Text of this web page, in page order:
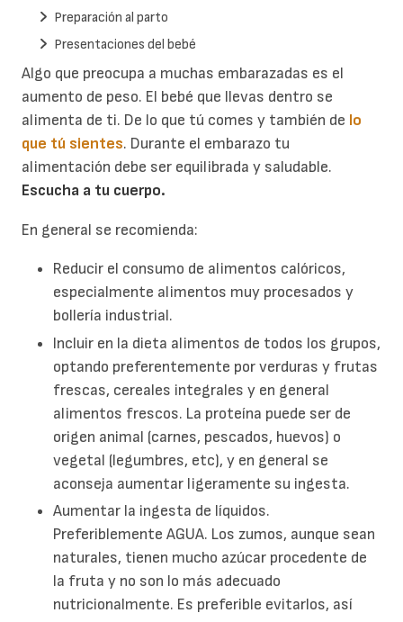
Algo que preocupa a muchas embarazadas es el
aumento de peso. El bebé que llevas dentro se
alimenta de ti. De lo que tú comes y también de lo
que tú sientes. Durante el embarazo tu
alimentación debe ser equilibrada y saludable.
Escucha a tu cuerpo.
En general se recomienda:
Reducir el consumo de alimentos calóricos,
especialmente alimentos muy procesados y
bollería industrial.
Incluir en la dieta alimentos de todos los grupos,
optando preferentemente por verduras y frutas
frescas, cereales integrales y en general
alimentos frescos. La proteína puede ser de
origen animal (carnes, pescados, huevos) o
vegetal (legumbres, etc), y en general se
aconseja aumentar ligeramente su ingesta.
Aumentar la ingesta de líquidos.
Preferiblemente AGUA. Los zumos, aunque sean
naturales, tienen mucho azúcar procedente de
la fruta y no son lo más adecuado
nutricionalmente. Es preferible evitarlos, así
Preparación al parto
Presentaciones del bebé